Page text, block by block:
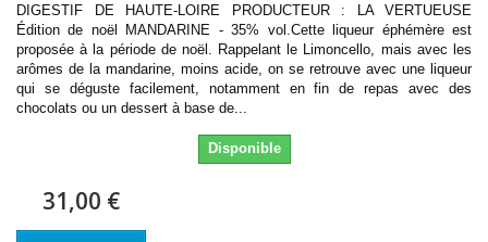
DIGESTIF DE HAUTE-LOIRE PRODUCTEUR : LA VERTUEUSE
Édition de noël MANDARINE - 35% vol.Cette liqueur éphémère est
proposée à la période de noël. Rappelant le Limoncello, mais avec les
arômes de la mandarine, moins acide, on se retrouve avec une liqueur
qui se déguste facilement, notamment en fin de repas avec des
chocolats ou un dessert à base de...
Disponible
31,00 €